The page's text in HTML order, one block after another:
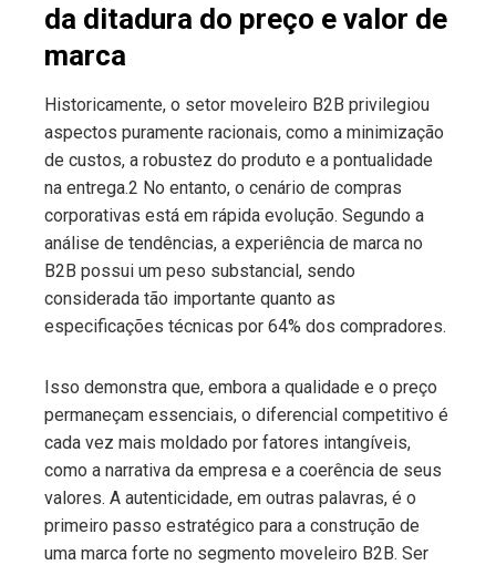
da ditadura do preço e valor de
marca
Historicamente, o setor moveleiro B2B privilegiou
aspectos puramente racionais, como a minimização
de custos, a robustez do produto e a pontualidade
na entrega.2 No entanto, o cenário de compras
corporativas está em rápida evolução. Segundo a
análise de tendências, a experiência de marca no
B2B possui um peso substancial, sendo
considerada tão importante quanto as
especificações técnicas por 64% dos compradores.
Isso demonstra que, embora a qualidade e o preço
permaneçam essenciais, o diferencial competitivo é
cada vez mais moldado por fatores intangíveis,
como a narrativa da empresa e a coerência de seus
valores. A autenticidade, em outras palavras, é o
primeiro passo estratégico para a construção de
uma marca forte no segmento moveleiro B2B. Ser